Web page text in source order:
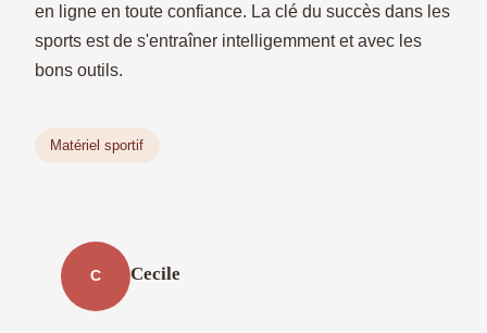
en ligne en toute confiance. La clé du succès dans les
sports est de s'entraîner intelligemment et avec les
bons outils.
Matériel sportif
C Cecile